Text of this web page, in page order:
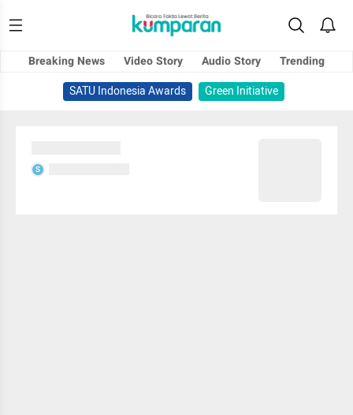
Breaking News Video Story Audio Story
Trending
SATU Indonesia Awards
Green Initiative
S